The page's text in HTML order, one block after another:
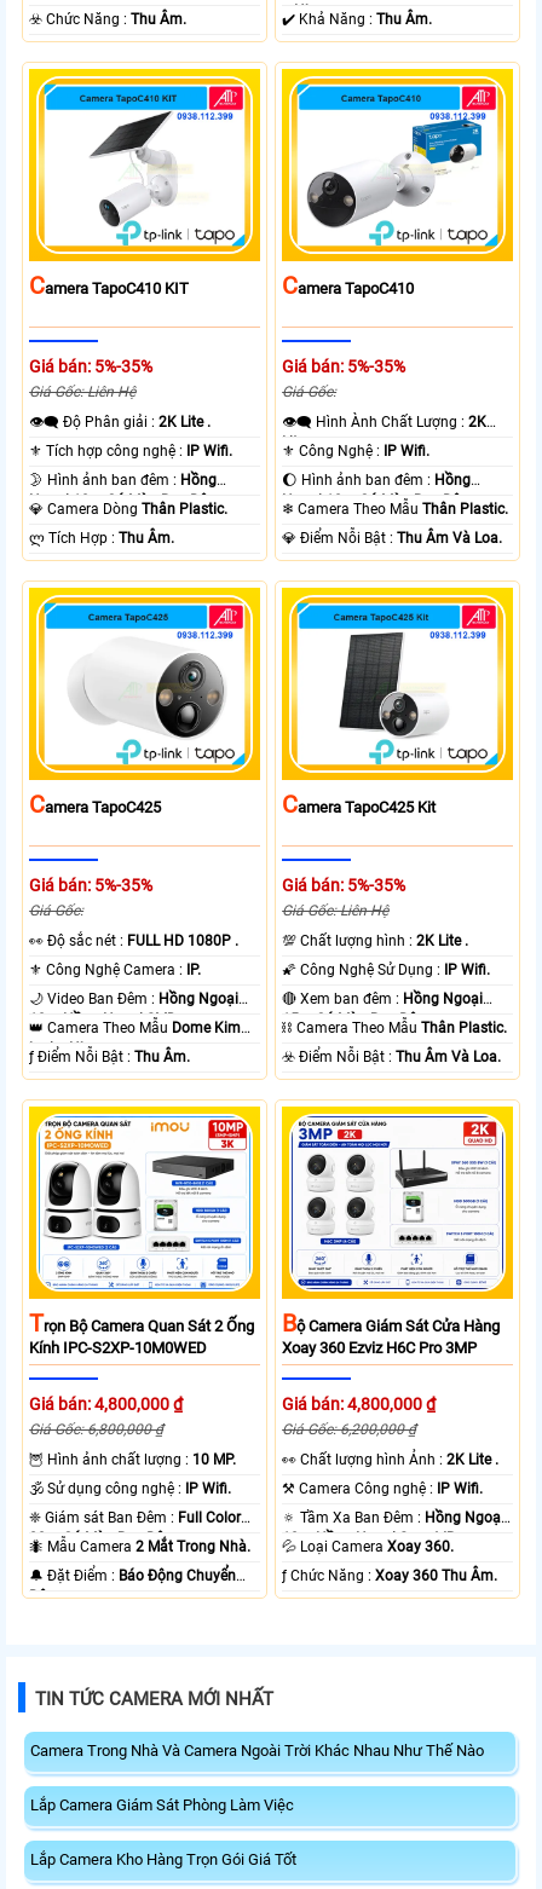
️☣️ Chức Năng :Thu Âm.
+ Nhựa.
️✔️ Khả Năng :Thu Âm.
CAmera TapoC410 KIT
Giá bán: 5%-35%
Giá Gốc: Liên Hệ
👁️‍🗨 Độ Phân giải :2K Lite .
⚜️ Tích hợp công nghệ : IP Wifi.
🌛 Hình ảnh ban đêm : Hồng
Ngoại 10m Có Màu Ban Ðêm.
💎 Camera DòngThân Plastic.
️ლ Tích Hợp :Thu Âm.
CAmera TapoC410
Giá bán: 5%-35%
Giá Gốc:
👁️‍🗨 Hình Ành Chất Lượng :2K
Lite .
⚜️ Công Nghệ : IP Wifi.
🌔 Hình ảnh ban đêm : Hồng
Ngoại 10m Có Màu Ban Ðêm.
❄ Camera Theo MẫuThân Plastic.
️💎 Điểm Nỗi Bật :Thu Âm Và Loa.
CAmera TapoC425
Giá bán: 5%-35%
Giá Gốc:
️👀 Độ sắc nét : FULL HD 1080P .
⚜️ Công Nghệ Camera : IP.
🌙 Video Ban Đêm : Hồng Ngoại
10m Hồng Ngoại SMD.
👑 Camera Theo Mẫu Dome Kim
loại + Nhựa.
️ƒ Điểm Nỗi Bật :Thu Âm.
CAmera TapoC425 Kit
Giá bán: 5%-35%
Giá Gốc: Liên Hệ
💯 Chất lượng hình :2K Lite .
🌠 Công Nghệ Sử Dụng : IP Wifi.
🔴 Xem ban đêm : Hồng Ngoại
15m Có Màu Ban Ðêm.
⛓ Camera Theo MẫuThân Plastic.
️☣️ Điểm Nỗi Bật :Thu Âm Và Loa.
TRọn Bộ Camera Quan Sát 2 Ống
Kính IPC-S2XP-10M0WED
Giá bán: 4,800,000 ₫
Giá Gốc: 6,800,000 ₫
🦉 Hình ảnh chất lượng : 10 MP.
🕉️ Sử dụng công nghệ : IP Wifi.
❈ Giám sát Ban Đêm : Full Color
20m Có Màu Ban Ðêm.
🐜 Mẫu Camera2 Mắt Trong Nhà.
️🔔 Đặt Điểm : Báo Động Chuyển
Động.
BỘ Camera Giám Sát Cửa Hàng
Xoay 360 Ezviz H6C Pro 3MP
Giá bán: 4,800,000 ₫
Giá Gốc: 6,200,000 ₫
️👀 Chất lượng hình Ảnh :2K Lite .
⚒ Camera Công nghệ : IP Wifi.
🔅 Tầm Xa Ban Đêm : Hồng Ngoại
10m Hồng Ngoại Smart IR.
💦 Loại CameraXoay 360.
️ƒ Chức Năng :Xoay 360 Thu Âm.
TIN TỨC CAMERA MỚI NHẤT
Camera Trong Nhà Và Camera Ngoài Trời Khác Nhau Như Thế Nào
Lắp Camera Giám Sát Phòng Làm Việc
Lắp Camera Kho Hàng Trọn Gói Giá Tốt